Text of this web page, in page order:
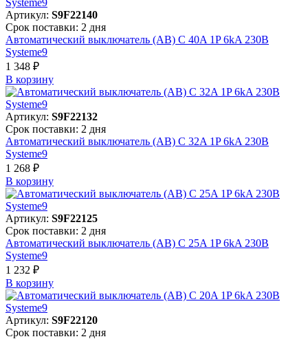
Артикул: S9F22140
Срок поставки: 2 дня
Автоматический выключатель (АВ) C 40A 1P 6kA 230В
Systeme9
1 348 ₽
В корзинy
Артикул: S9F22132
Срок поставки: 2 дня
Автоматический выключатель (АВ) C 32A 1P 6kA 230В
Systeme9
1 268 ₽
В корзинy
Артикул: S9F22125
Срок поставки: 2 дня
Автоматический выключатель (АВ) C 25A 1P 6kA 230В
Systeme9
1 232 ₽
В корзинy
Артикул: S9F22120
Срок поставки: 2 дня